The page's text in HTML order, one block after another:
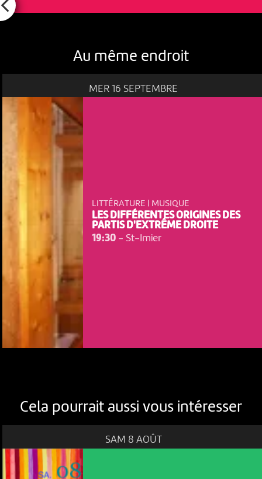
Au même endroit
MER 16 SEPTEMBRE
LITTÉRATURE | MUSIQUE
LES DIFFÉRENTES ORIGINES DES
PARTIS D'EXTRÊME DROITE
19:30- St-Imier
Cela pourrait aussi vous intéresser
SAM 8 AOÛT